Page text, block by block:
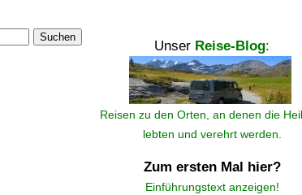
Suchen
Unser Reise-Blog:
Reisen zu den Orten, an denen die
lebten und verehrt werden.
Zum ersten Mal hier?
Einführungstext anzeigen!